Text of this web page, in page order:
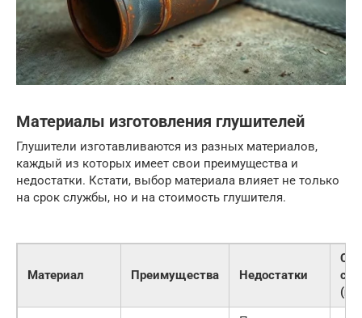
Материалы изготовления глушителей
Глушители изготавливаются из разных материалов,
каждый из которых имеет свои преимущества и
недостатки. Кстати, выбор материала влияет не только
на срок службы, но и на стоимость глушителя.
Материал Преимущества Недостатки